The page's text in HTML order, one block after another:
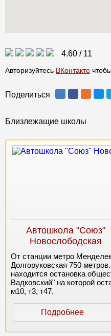
4.60 / 11
Авторизуйтесь ВКонтакте
Поделиться
Близлежащие школы
Автошкола "Союз"
Новослободская
От станции метро
Долгоруковская 750
находится остановка
Вадковский" на которой
м10, т3, т47.
Подробнее